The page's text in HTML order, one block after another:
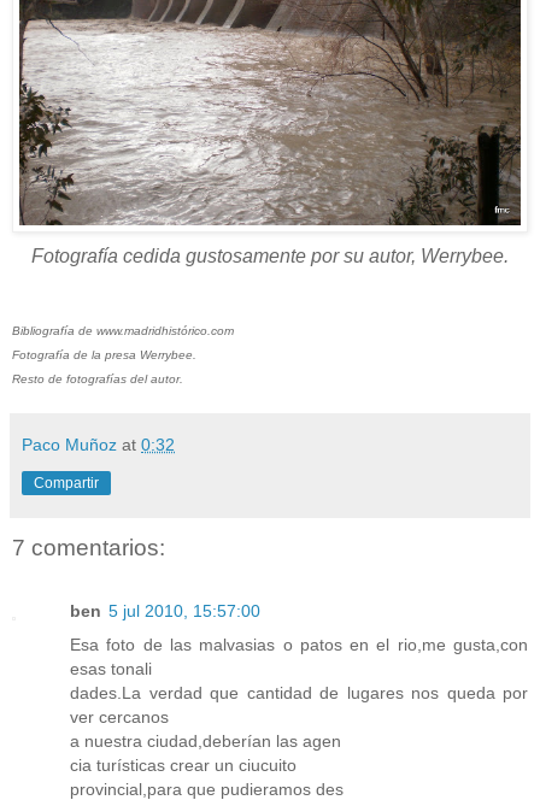
Fotografía cedida gustosamente por su autor, Werrybee.
Bibliografía de www.madridhistórico.com
Fotografía de la presa Werrybee.
Resto de fotografías del autor.
Paco Muñoz at 0:32
Compartir
7 comentarios:
ben 5 jul 2010, 15:57:00
Esa foto de las malvasias o patos en el rio,me gusta,con
esas tonali
dades.La verdad que cantidad de lugares nos queda por
ver cercanos
a nuestra ciudad,deberían las agen
cia turísticas crear un ciucuito
provincial,para que pudieramos des